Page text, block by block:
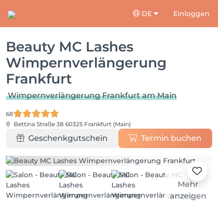
DE Einloggen
Beauty MC Lashes
Wimpernverlängerung
Frankfurt
Wimpernverlängerung Frankfurt am Main
68
Bettina Straße 38 60325 Frankfurt (Main)
Geschenkgutschein Termin buchen
Mehr
anzeigen